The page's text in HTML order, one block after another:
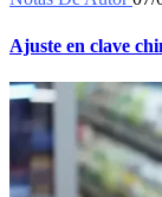
Ajuste en clave